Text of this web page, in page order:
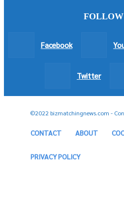
FOLLOW
Facebook
Twitter
©2022 bizmatchingnews.com -
CONTACT ABOUT
PRIVACY POLICY